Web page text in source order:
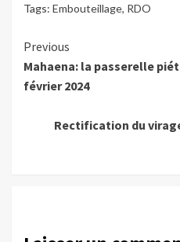
Tags: Embouteillage, RDO
Continue
Reading
Previous
Mahaena: la passerelle
février 2024
Rectification du